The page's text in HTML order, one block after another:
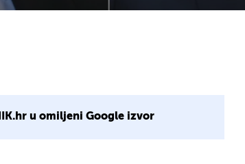
u omiljeni Google izvor